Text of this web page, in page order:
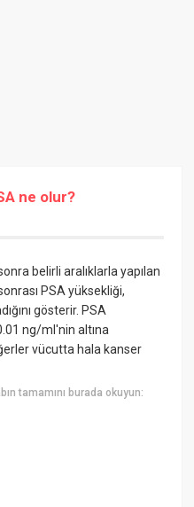
ne olur?
belirli aralıklarla yapılan
PSA yüksekliği,
gösterir. PSA
ng/ml'nin altına
vücutta hala kanser
tamamını burada okuyun: